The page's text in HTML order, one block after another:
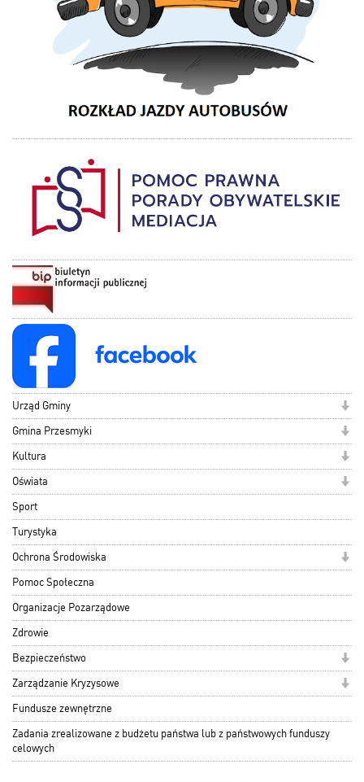
Urząd Gminy
Gmina Przesmyki
Kultura
Oświata
Sport
Turystyka
Ochrona Środowiska
Pomoc Społeczna
Organizacje Pozarządowe
Zdrowie
Bezpieczeństwo
Zarządzanie Kryzysowe
Fundusze zewnętrzne
Zadania zrealizowane z budżetu państwa lub z państwowych funduszy
celowych